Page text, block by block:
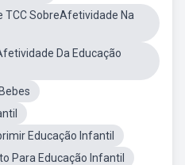
TCC SobreAfetividade Na
Da Educação
Educação Infantil
Para Educação Infantil